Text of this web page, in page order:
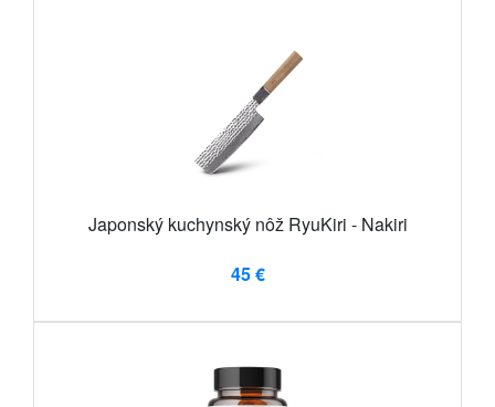
Japonský kuchynský nôž RyuKiri - Nakiri
45 €